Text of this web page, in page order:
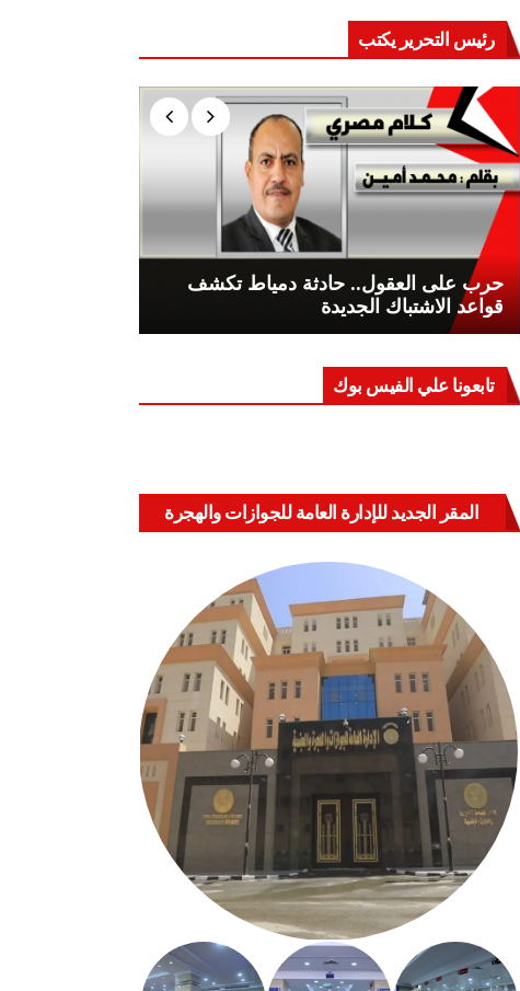
رئيس التحرير يكتب
حرب على العقول.. حادثة دمياط تكشف
قواعد الاشتباك الجديدة
تابعونا علي الفيس بوك
المقر الجديد للإدارة العامة للجوازات والهجرة